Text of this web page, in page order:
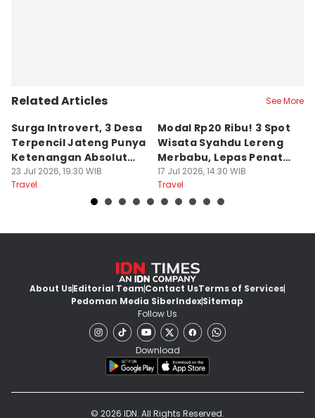
Related Articles See More
Surga Introvert, 3 Desa
Terpencil Jateng Punya
Ketenangan Absolut
Untuk Disconect
23 Jul 2026, 19:30 WIB
Travel
Modal Rp20 Ribu! 3 Spot
Wisata Syahdu Lereng
Merbabu, Lepas Penat
akhir Pekan!
17 Jul 2026, 14:30 WIB
Travel
About UsEditorial TeamContact UsTerms of Services
Pedoman Media SiberIndexSitemap
Follow Us
Download
© 2026 IDN. All Rights Reserved.